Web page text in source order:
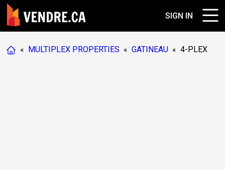
SIGN IN
« MULTIPLEX PROPERTIES « GATINEAU « 4-PLEX